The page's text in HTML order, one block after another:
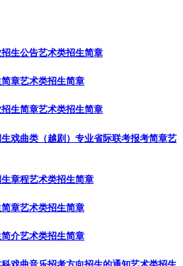
生公告艺术类招生简章
章艺术类招生简章
生简章艺术类招生简章
戏曲类（越剧）专业省际联考报考简章艺
生章程艺术类招生简章
章艺术类招生简章
介艺术类招生简章